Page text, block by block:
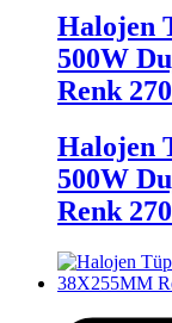
Halojen
500W
Renk
Halojen
500W
Renk